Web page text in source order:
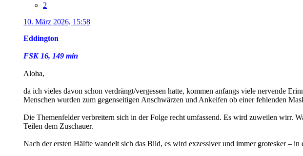
2
10. März 2026, 15:58
Eddington
FSK 16, 149 min
Aloha,
da ich vieles davon schon verdrängt/vergessen hatte, kommen anfangs viele nervende
Menschen wurden zum gegenseitigen Anschwärzen und Ankeifen ob einer fehlenden
Die Themenfelder verbreitern sich in der Folge recht umfassend. Es wird zuweilen wirr.
Teilen dem Zuschauer.
Nach der ersten Hälfte wandelt sich das Bild, es wird exzessiver und immer grotesker –